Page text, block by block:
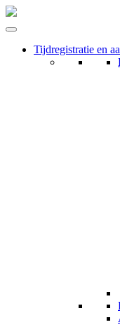
Tijdregistratie en